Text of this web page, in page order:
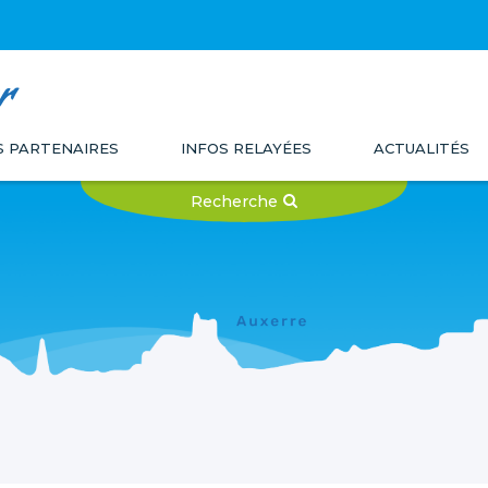
ACTUALITÉS
PARTENAIRES INFOS RELAYÉES
Recherche